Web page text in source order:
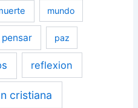
mundo
paz
reflexion
cristiana